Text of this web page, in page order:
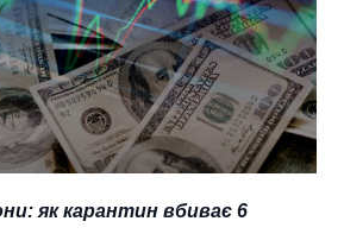
як карантин вбиває 6